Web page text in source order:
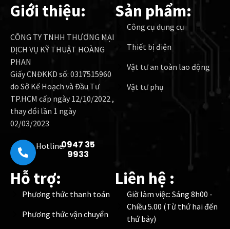
Giới thiệu:
CÔNG TY TNHH THƯƠNG MẠI
DỊCH VỤ KỸ THUẬT HOÀNG
PHAN
Giấy CNĐKKD số: 0317515960
do Sở Kế Hoạch và Đầu Tư
TP.HCM cấp ngày 12/10/2022 ,
thay đổi lần 1 ngày
02/03/2023
Hotline:0947 35
9933
Sản phẩm:
Công cụ dụng cụ
Thiết bị điện
Vật tư an toàn lao động
Vật tư phụ
Hỗ trợ:
Phương thức thanh toán
Phương thức vận chuyển
Liên hệ :
Giờ làm việc: Sáng 8h00 -
Chiều 5.00 (Từ thứ hai đến
thứ bảy)